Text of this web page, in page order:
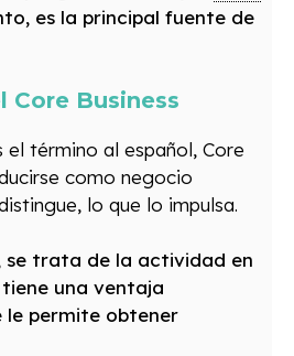
es la principal fuente de
Core Business
el término al español, Core
como negocio
lo que lo impulsa.
se trata de la actividad en
una ventaja
permite obtener